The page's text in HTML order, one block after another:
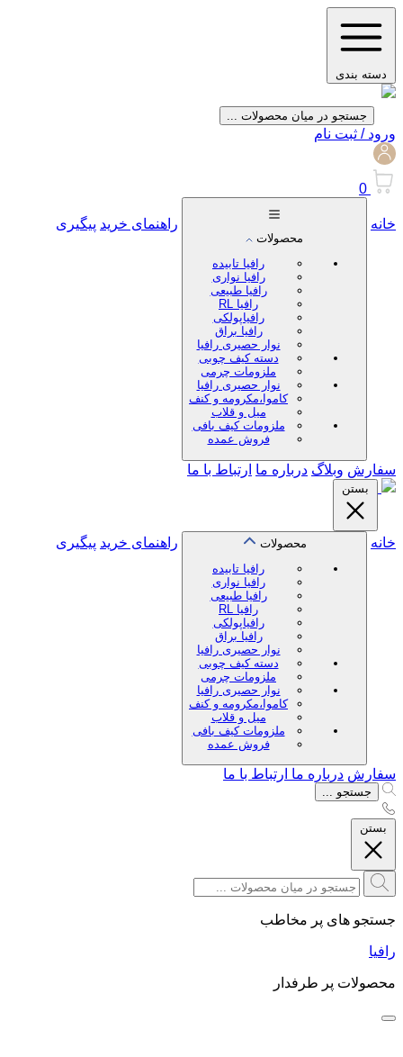
دسته بندی
جستجو در میان محصولات ...
ورود / ثبت نام
0
خانه
محصولات
رافیا تابیده
رافیا نواری
رافیا طبیعی
رافیا RL
رافیاپولکی
رافیا براق
نوار حصیری رافیا
دسته کیف چوبی
ملزومات چرمی
نوار حصیری رافیا
کاموا،مکرومه و کنف
میل و قلاب
ملزومات کیف بافی
فروش عمده
راهنمای خرید پیگیری
سفارش وبلاگ درباره ما ارتباط با ما
بستن
خانه
محصولات
رافیا تابیده
رافیا نواری
رافیا طبیعی
رافیا RL
رافیاپولکی
رافیا براق
نوار حصیری رافیا
دسته کیف چوبی
ملزومات چرمی
نوار حصیری رافیا
کاموا،مکرومه و کنف
میل و قلاب
ملزومات کیف بافی
فروش عمده
راهنمای خرید پیگیری
سفارش درباره ما ارتباط با ما
جستجو ...
بستن
جستجو های پر مخاطب
رافیا
محصولات پر طرفدار